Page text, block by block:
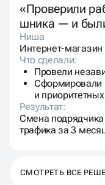
«Проверили
шника — и
Ниша
Интернет-
Что сделали:
Провели
Сформировали
и
Результат:
Смена подрядчика
трафика за 3
СМОТРЕТЬ ВСЕ